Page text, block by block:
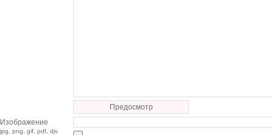
Предосмотр
Изображение
jpg, png, gif, pdf, djv